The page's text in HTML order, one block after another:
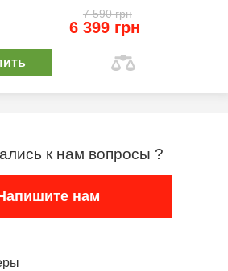
7 590 грн
6 399 грн
к нам вопросы ?
нам